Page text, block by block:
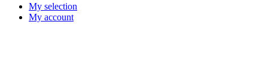
My selection
My account